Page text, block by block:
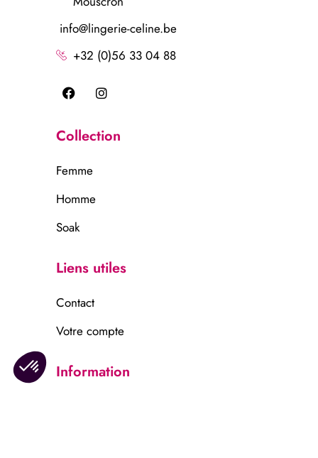
info@lingerie-celine.be
+32 (0)56 33 04 88
Collection
Femme
Homme
Soak
Liens utiles
Contact
Votre compte
Information